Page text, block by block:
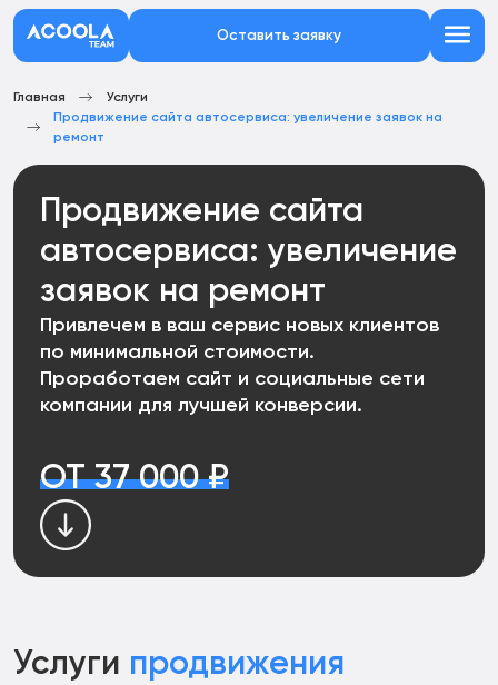
Оставить заявку
Главная
Услуги
Продвижение сайта автосервиса: увеличение заявок на
ремонт
Продвижение сайта
автосервиса: увеличение
заявок на ремонт
Привлечем в ваш сервис новых клиентов
по минимальной стоимости.
Проработаем сайт и социальные сети
компании для лучшей конверсии.
ОТ 37 000 ₽
Услуги продвижения